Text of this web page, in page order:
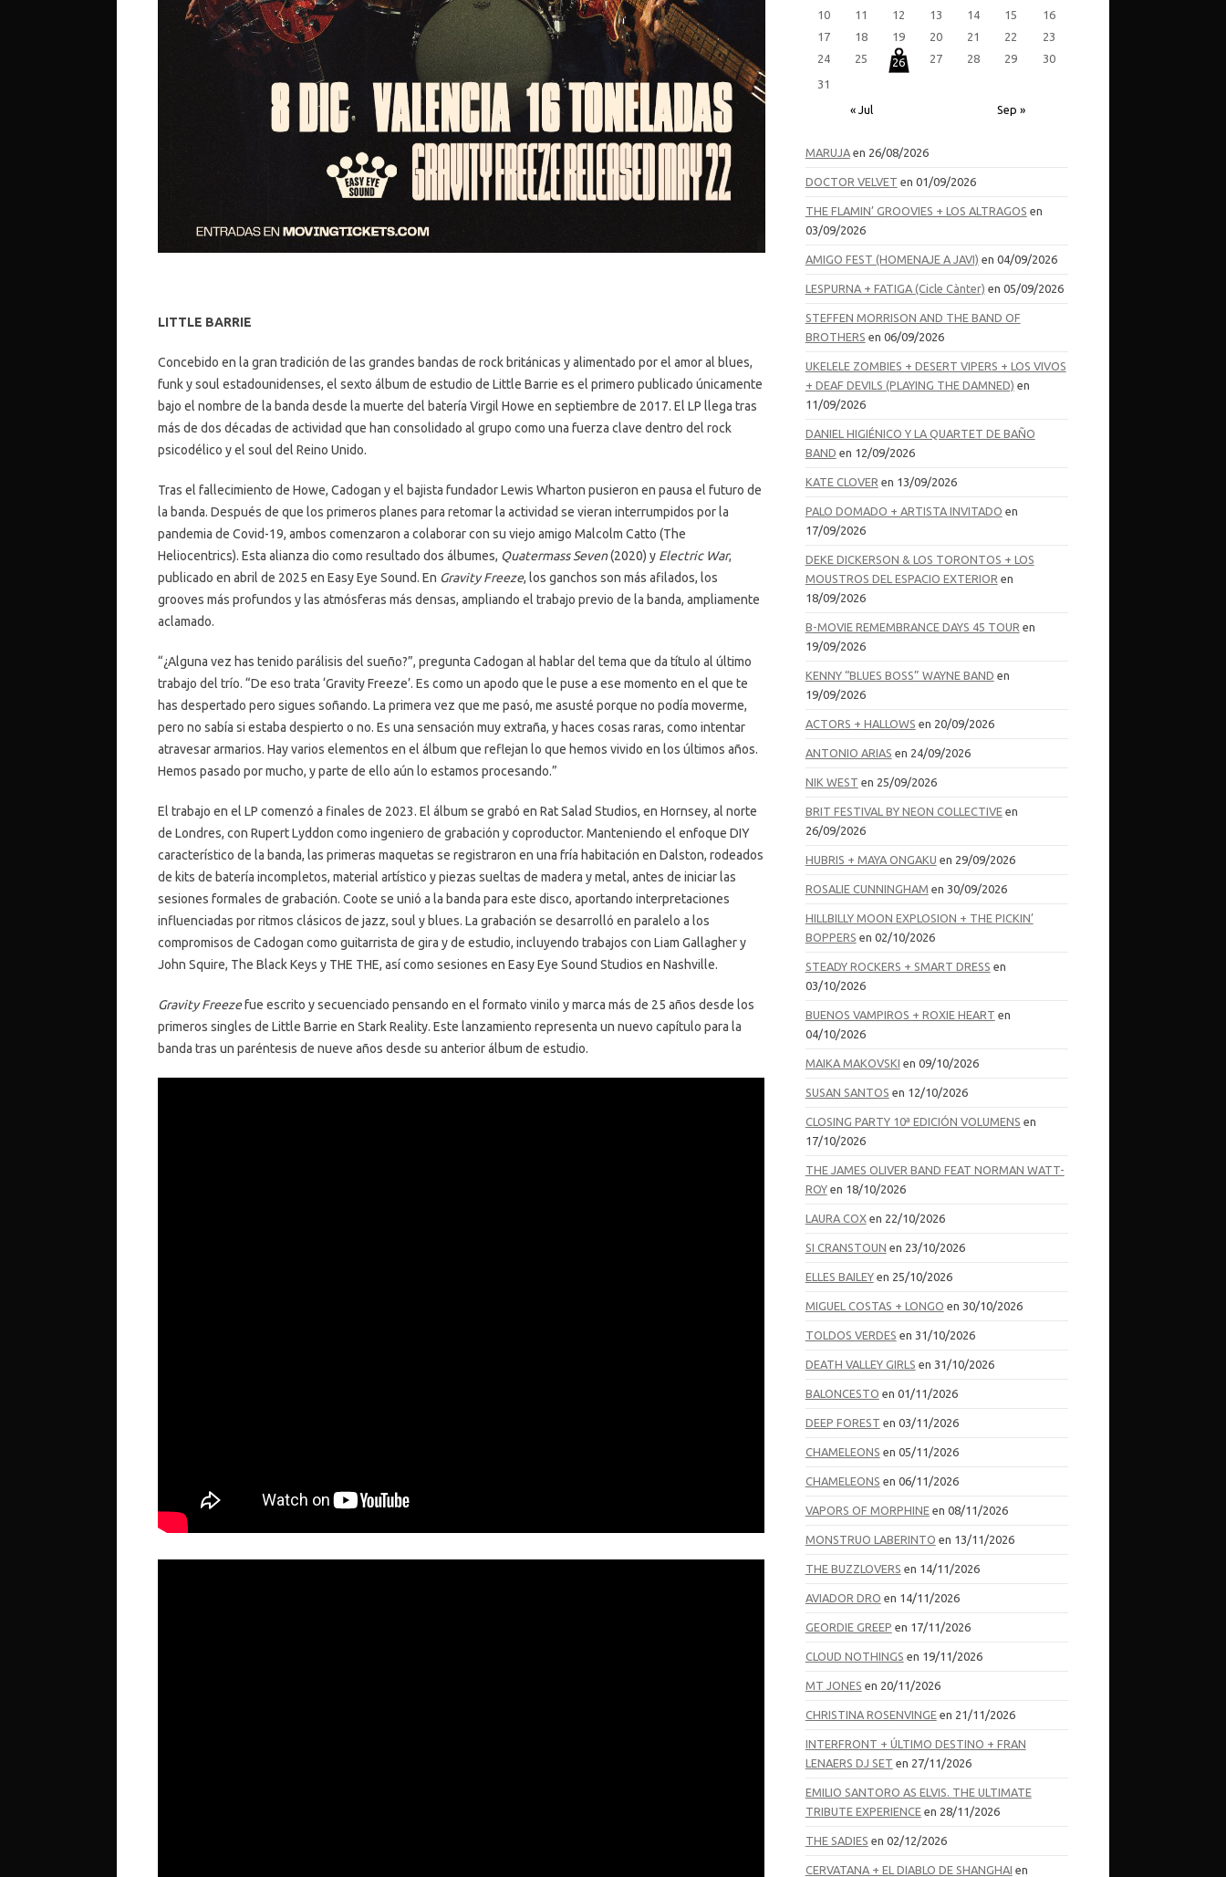
LITTLE BARRIE
Concebido en la gran tradición de las grandes bandas de rock británicas y alimentado por el amor al blues,
funk y soul estadounidenses, el sexto álbum de estudio de Little Barrie es el primero publicado únicamente
bajo el nombre de la banda desde la muerte del batería Virgil Howe en septiembre de 2017. El LP llega tras
más de dos décadas de actividad que han consolidado al grupo como una fuerza clave dentro del rock
psicodélico y el soul del Reino Unido.
Tras el fallecimiento de Howe, Cadogan y el bajista fundador Lewis Wharton pusieron en pausa el futuro de
la banda. Después de que los primeros planes para retomar la actividad se vieran interrumpidos por la
pandemia de Covid-19, ambos comenzaron a colaborar con su viejo amigo Malcolm Catto (The
Heliocentrics). Esta alianza dio como resultado dos álbumes, Quatermass Seven(2020) y Electric War,
publicado en abril de 2025 en Easy Eye Sound. En Gravity Freeze, los ganchos son más afilados, los
grooves más profundos y las atmósferas más densas, ampliando el trabajo previo de la banda, ampliamente
aclamado.
“¿Alguna vez has tenido parálisis del sueño?”, pregunta Cadogan al hablar del tema que da título al último
trabajo del trío. “De eso trata ‘Gravity Freeze’. Es como un apodo que le puse a ese momento en el que te
has despertado pero sigues soñando. La primera vez que me pasó, me asusté porque no podía moverme,
pero no sabía si estaba despierto o no. Es una sensación muy extraña, y haces cosas raras, como intentar
atravesar armarios. Hay varios elementos en el álbum que reflejan lo que hemos vivido en los últimos años.
Hemos pasado por mucho, y parte de ello aún lo estamos procesando.”
El trabajo en el LP comenzó a finales de 2023. El álbum se grabó en Rat Salad Studios, en Hornsey, al norte
de Londres, con Rupert Lyddon como ingeniero de grabación y coproductor. Manteniendo el enfoque DIY
característico de la banda, las primeras maquetas se registraron en una fría habitación en Dalston, rodeados
de kits de batería incompletos, material artístico y piezas sueltas de madera y metal, antes de iniciar las
sesiones formales de grabación. Coote se unió a la banda para este disco, aportando interpretaciones
influenciadas por ritmos clásicos de jazz, soul y blues. La grabación se desarrolló en paralelo a los
compromisos de Cadogan como guitarrista de gira y de estudio, incluyendo trabajos con Liam Gallagher y
John Squire, The Black Keys y THE THE, así como sesiones en Easy Eye Sound Studios en Nashville.
Gravity Freezefue escrito y secuenciado pensando en el formato vinilo y marca más de 25 años desde los
primeros singles de Little Barrie en Stark Reality. Este lanzamiento representa un nuevo capítulo para la
banda tras un paréntesis de nueve años desde su anterior álbum de estudio.
« Jul Sep »
10
11 12 13 14 15
16
17
18 19 20 21 22
23
24
25 26 27 28 29
30
31
MARUJAen 26/08/2026
DOCTOR VELVET en 01/09/2026
THE FLAMIN’ GROOVIES + LOS ALTRAGOS en
03/09/2026
AMIGO FEST (HOMENAJE A JAVI) en 04/09/2026
LESPURNA + FATIGA (Cicle Cànter) en 05/09/2026
STEFFEN MORRISON AND THE BAND OF
BROTHERS en 06/09/2026
UKELELE ZOMBIES + DESERT VIPERS + LOS VIVOS
+ DEAF DEVILS (PLAYING THE DAMNED) en
11/09/2026
DANIEL HIGIÉNICO Y LA QUARTET DE BAÑO
BAND en 12/09/2026
KATE CLOVER en 13/09/2026
PALO DOMADO + ARTISTA INVITADO en
17/09/2026
DEKE DICKERSON & LOS TORONTOS + LOS
MOUSTROS DEL ESPACIO EXTERIOR en
18/09/2026
B-MOVIE REMEMBRANCE DAYS 45 TOUR en
19/09/2026
KENNY “BLUES BOSS” WAYNE BAND en
19/09/2026
ACTORS + HALLOWS en 20/09/2026
ANTONIO ARIAS en 24/09/2026
NIK WEST en 25/09/2026
BRIT FESTIVAL BY NEON COLLECTIVEen
26/09/2026
HUBRIS + MAYA ONGAKU en 29/09/2026
ROSALIE CUNNINGHAM en 30/09/2026
HILLBILLY MOON EXPLOSION + THE PICKIN’
BOPPERS en 02/10/2026
STEADY ROCKERS + SMART DRESS en
03/10/2026
BUENOS VAMPIROS + ROXIE HEART en
04/10/2026
MAIKA MAKOVSKI en 09/10/2026
SUSAN SANTOS en 12/10/2026
CLOSING PARTY 10ª EDICIÓN VOLUMENS en
17/10/2026
THE JAMES OLIVER BAND FEAT NORMAN WATT-
ROYen 18/10/2026
LAURA COXen 22/10/2026
SI CRANSTOUN en 23/10/2026
ELLES BAILEYen 25/10/2026
MIGUEL COSTAS + LONGO en 30/10/2026
TOLDOS VERDES en 31/10/2026
DEATH VALLEY GIRLS en 31/10/2026
BALONCESTO en 01/11/2026
DEEP FOREST en 03/11/2026
CHAMELEONS en 05/11/2026
CHAMELEONS en 06/11/2026
VAPORS OF MORPHINEen 08/11/2026
MONSTRUO LABERINTO en 13/11/2026
THE BUZZLOVERS en 14/11/2026
AVIADOR DRO en 14/11/2026
GEORDIE GREEP en 17/11/2026
CLOUD NOTHINGS en 19/11/2026
MT JONES en 20/11/2026
CHRISTINA ROSENVINGEen 21/11/2026
INTERFRONT + ÚLTIMO DESTINO + FRAN
LENAERS DJ SET en 27/11/2026
EMILIO SANTORO AS ELVIS. THE ULTIMATE
TRIBUTE EXPERIENCEen 28/11/2026
THE SADIES en 02/12/2026
CERVATANA + EL DIABLO DE SHANGHAI en